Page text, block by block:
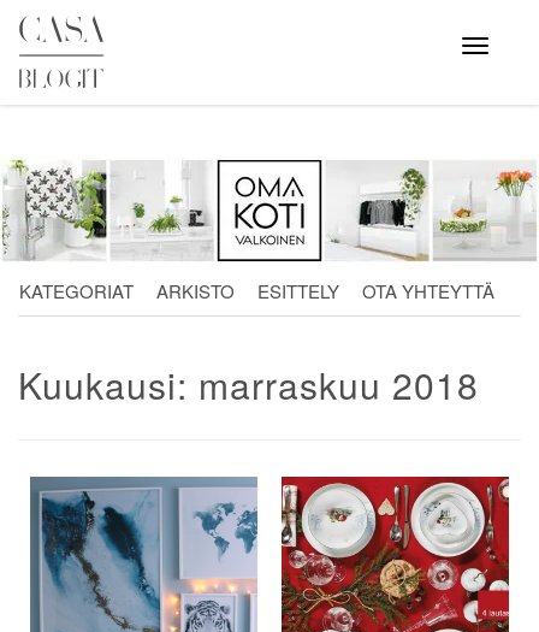
Skip
content
Avaa
valikko
KATEGORIAT ARKISTO ESITTELY OTA YHTEYTTÄ
Kuukausi: marraskuu 2018
Artikkelien
selaus